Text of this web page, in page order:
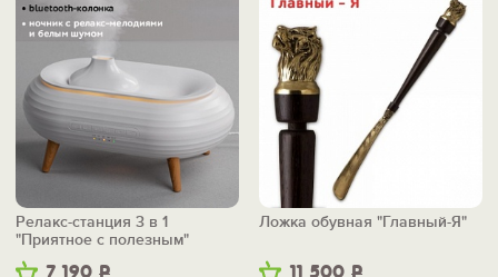
Релакс-станция 3 в 1
"Приятное с полезным"
Ложка обувная "Главный-Я"